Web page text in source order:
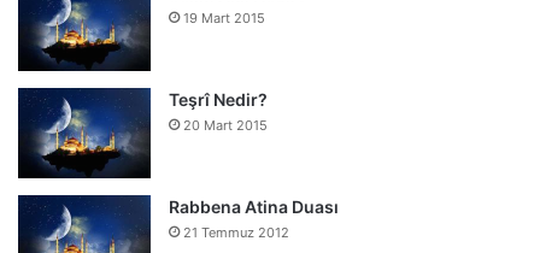
19 Mart 2015
Teşrî Nedir?
20 Mart 2015
Rabbena Atina Duası
21 Temmuz 2012